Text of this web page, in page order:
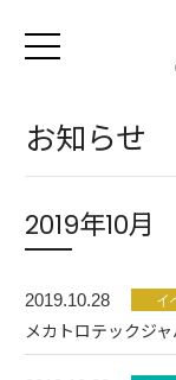
お知らせ
2019年10月
2019.10.28
メカトロテックジ